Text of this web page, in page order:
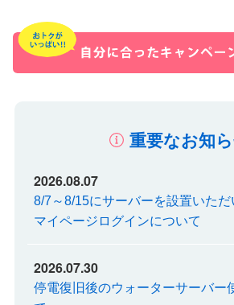
重要なお知
2026.08.07
8/7～8/15にサーバーを設置いた
マイページログインについて
2026.07.30
停電復旧後のウォーターサーバー